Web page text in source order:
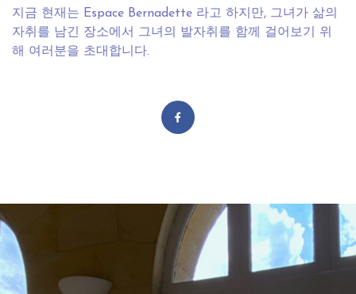
지금 현재는 Espace Bernadette 라고 하지만, 그녀가 삶의
자취를 남긴 장소에서 그녀의 발자취를 함께 걸어보기 위
해 여러분을 초대합니다.